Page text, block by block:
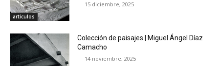
artículos
15 diciembre, 2025
Colección de paisajes | Miguel Ángel Díaz
Camacho
14 noviembre, 2025